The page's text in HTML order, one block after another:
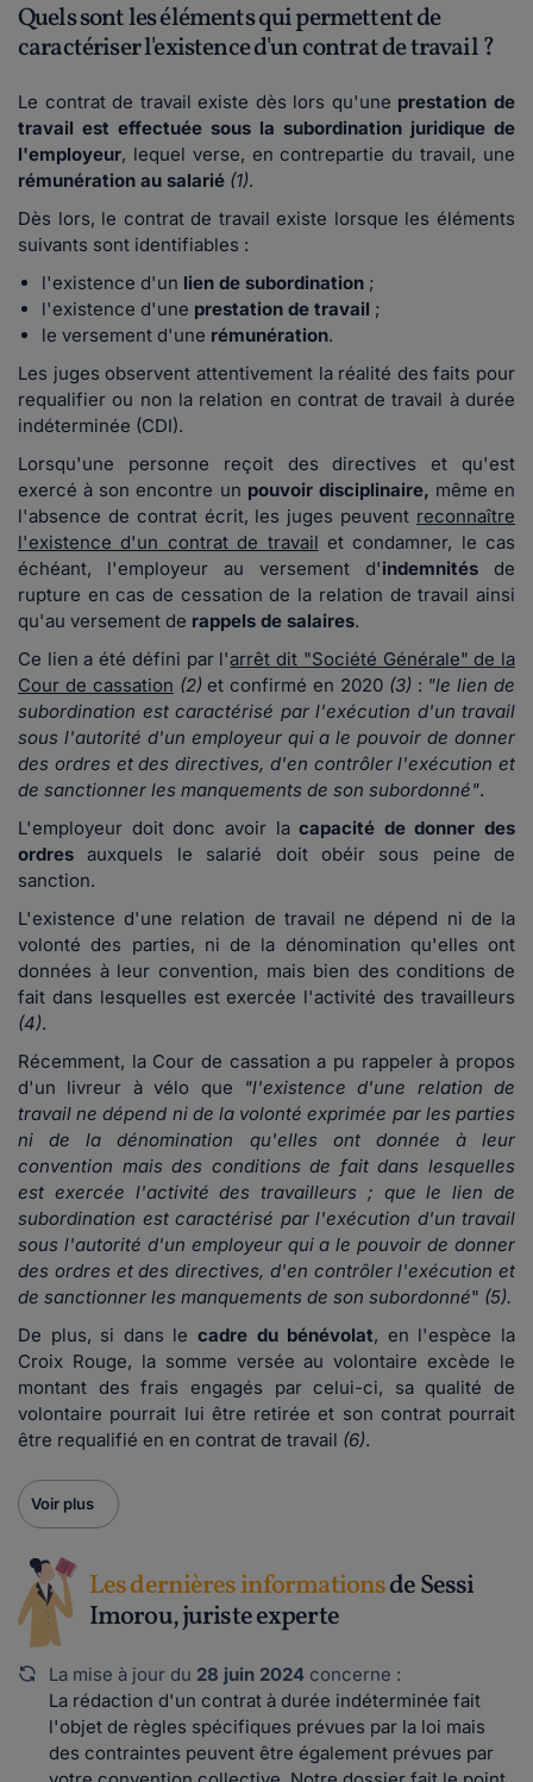
Quels sont les éléments qui permettent de
caractériser l'existence d'un contrat de travail ?
Le contrat de travail existe dès lors qu'une prestation de
travail est effectuée sous la subordination juridique de
l'employeur, lequel verse, en contrepartie du travail, une
rémunération au salarié (1).
Dès lors, le contrat de travail existe lorsque les éléments
suivants sont identifiables :
l'existence d'un lien de subordination ;
l'existence d'une prestation de travail ;
le versement d'une rémunération.
Les juges observent attentivement la réalité des faits pour
requalifier ou non la relation en contrat de travail à durée
indéterminée (CDI).
Lorsqu'une personne reçoit des directives et qu'est
exercé à son encontre un pouvoir disciplinaire, même en
l'absence de contrat écrit, les juges peuvent reconnaître
l'existence d'un contrat de travail et condamner, le cas
échéant, l'employeur au versement d'indemnités de
rupture en cas de cessation de la relation de travail ainsi
qu'au versement de rappels de salaires.
Ce lien a été défini par l'arrêt dit "Société Générale" de la
Cour de cassation (2) et confirmé en 2020(3) : "le lien de
subordination est caractérisé par l'exécution d'un travail
sous l'autorité d'un employeur qui a le pouvoir de donner
des ordres et des directives, d'en contrôler l'exécution et
de sanctionner les manquements de son subordonné".
L'employeur doit donc avoir lacapacité de donner des
ordres auxquels le salarié doit obéir sous peine de
sanction.
L'existence d'une relation de travail ne dépend ni de la
volonté des parties, ni de la dénomination qu'elles ont
données à leur convention, mais bien des conditions de
fait dans lesquelles est exercée l'activité des travailleurs
(4).
Récemment, la Cour de cassation a pu rappeler à propos
d'un livreur à vélo que
"l'existence d'une relation de
travail ne dépend ni de la volonté exprimée par les parties
ni de la dénomination qu'elles ont donnée à leur
convention mais des conditions de fait dans lesquelles
est exercée l'activité des travailleurs ; que le lien de
subordination est caractérisé par l'exécution d'un travail
sous l'autorité d'un employeur qui a le pouvoir de donner
des ordres et des directives, d'en contrôler l'exécution et
de sanctionner les manquements de son subordonné" (5).
De plus, si dans le cadre du bénévolat, en l'espèce la
Croix Rouge, la somme versée au volontaire excède le
montant des frais engagés par celui-ci, sa qualité de
volontaire pourrait lui être retirée et son contrat pourrait
être requalifié en en contrat de travail (6).
Voir plus
Les dernières informationsde Sessi
Imorou, juriste experte
La mise à jour du 28 juin 2024 concerne :
La rédaction d'un contrat à durée indéterminée fait
l'objet de règles spécifiques prévues par la loi mais
des contraintes peuvent être également prévues par